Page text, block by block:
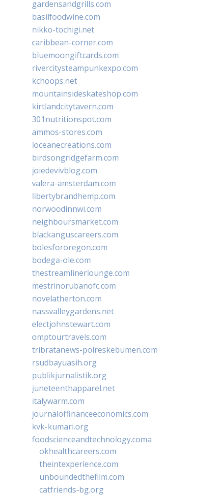
gardensandgrills.com
basilfoodwine.com
nikko-tochigi.net
caribbean-corner.com
bluemoongiftcards.com
rivercitysteampunkexpo.com
kchoops.net
mountainsideskateshop.com
kirtlandcitytavern.com
301nutritionspot.com
ammos-stores.com
loceanecreations.com
birdsongridgefarm.com
joiedevivblog.com
valera-amsterdam.com
libertybrandhemp.com
norwoodinnwi.com
neighboursmarket.com
blackanguscareers.com
bolesfororegon.com
bodega-ole.com
thestreamlinerlounge.com
mestrinorubanofc.com
novelatherton.com
nassvalleygardens.net
electjohnstewart.com
omptourtravels.com
tribratanews-polreskebumen.com
rsudbayuasih.org
publikjurnalistik.org
juneteenthapparel.net
italywarm.com
journaloffinanceeconomics.com
kvk-kumari.org
foodscienceandtechnology.coma
okhealthcareers.com
theintexperience.com
unboundedthefilm.com
catfriends-bg.org